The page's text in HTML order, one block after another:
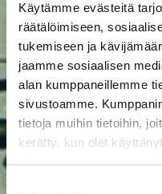
Käytämme evästeitä
räätälöimiseen,
tukemiseen ja
jaamme sosiaalisen
alan kumppaneillemme
sivustoamme.
tietoja muihin tietoihin,
kerätty, kun olet
tahansa poistaa